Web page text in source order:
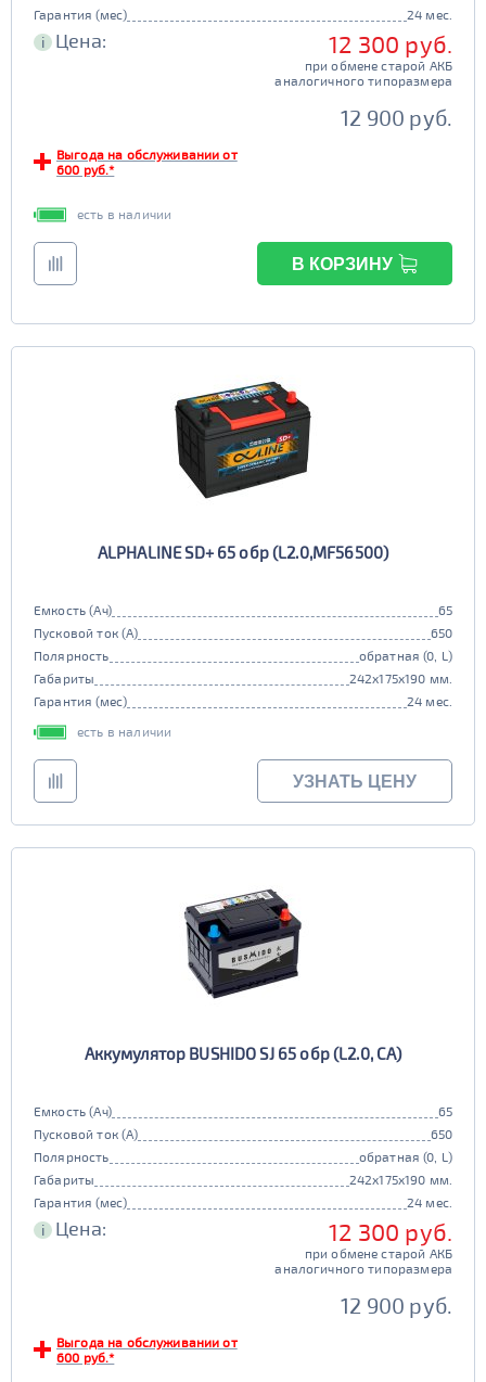
Гарантия (мес)
24 мес.
i Цена: 12 300 руб.
при обмене старой АКБ
аналогичного типоразмера
12 900 руб.
Выгода на обслуживании от
600 руб.*
есть в наличии
В КОРЗИНУ
ALPHALINE SD+ 65 обр (L2.0,MF56500)
Емкость (Ач)
65
Пусковой ток (А)
650
Полярность
обратная (0, L)
Габариты
242x175x190 мм.
Гарантия (мес)
24 мес.
есть в наличии
УЗНАТЬ ЦЕНУ
Аккумулятор BUSHIDO SJ 65 обр (L2.0, CA)
Емкость (Ач)
65
Пусковой ток (А)
650
Полярность
обратная (0, L)
Габариты
242x175x190 мм.
Гарантия (мес)
24 мес.
i Цена: 12 300 руб.
при обмене старой АКБ
аналогичного типоразмера
12 900 руб.
Выгода на обслуживании от
600 руб.*